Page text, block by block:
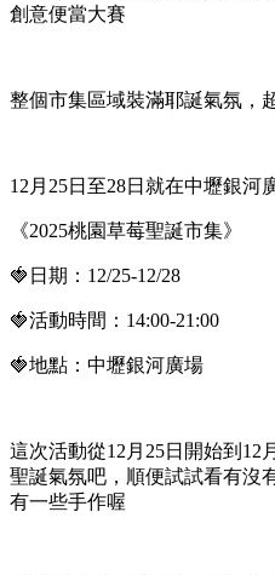
創意便當大賽
整個市集區域裝滿耶誕氣氛，
12月25日至28日就在中壢銀河
《2025桃園草莓聖誕市集》
🍓日期：12/25-12/28
🍓活動時間：14:00-21:00
🍓地點：中壢銀河廣場
這次活動從12月25日開始到12
聖誕氣氛吧，順便試試看有沒
有一些手作喔